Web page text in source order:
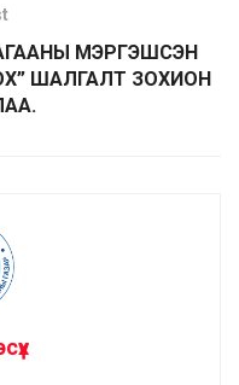
МЭРГЭШСЭН
ШАЛГАЛТ ЗОХИОН